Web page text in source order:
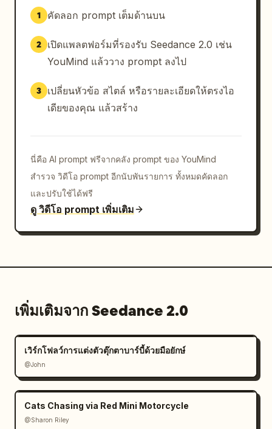
1 คัดลอก prompt เต็มด้านบน
2
เปิดแพลตฟอร์มที่รองรับ Seedance 2.0 เช่น
YouMind แล้ววาง prompt ลงไป
3
เปลี่ยนหัวข้อ สไตล์ หรือรายละเอียดให้ตรงไอ
เดียของคุณ แล้วสร้าง
นี่คือ AI prompt ฟรีจากคลัง prompt ของ YouMind
สำรวจ วิดีโอ prompt อีกนับพันรายการ ทั้งหมดคัดลอก
และปรับใช้ได้ฟรี
ดู วิดีโอ prompt เพิ่มเติม
เพิ่มเติมจาก Seedance 2.0
เวิร์กโฟลว์การแต่งตัวตุ๊กตาบาร์บี้ด้วยมือยักษ์
@John
Cats Chasing via Red Mini Motorcycle
@Sharon Riley